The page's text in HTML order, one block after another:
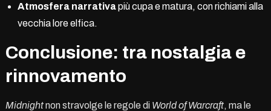
Atmosfera narrativapiù cupa e matura, con richiami alla
vecchia lore elfica.
Conclusione: tra nostalgia e
rinnovamento
Midnightnon stravolge le regole di World of Warcraft, ma le